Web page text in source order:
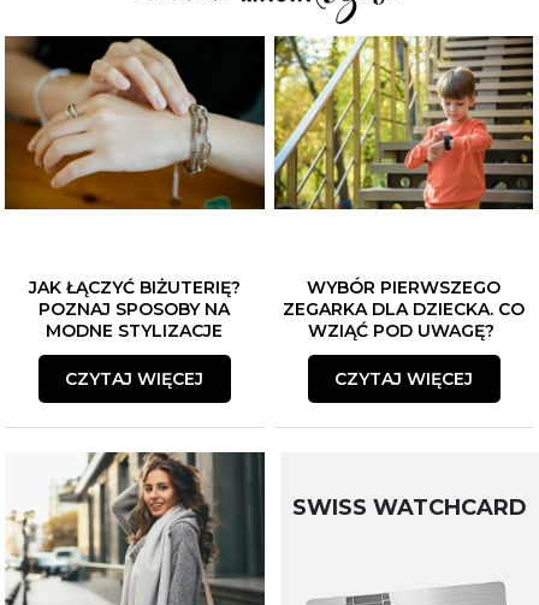
JAK ŁĄCZYĆ BIŻUTERIĘ?
POZNAJ SPOSOBY NA
MODNE STYLIZACJE
CZYTAJ WIĘCEJ
WYBÓR PIERWSZEGO
ZEGARKA DLA DZIECKA. CO
WZIĄĆ POD UWAGĘ?
CZYTAJ WIĘCEJ
SWISS WATCHCARD